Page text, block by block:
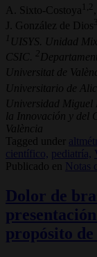
A. Sixto-Costoya 1,2
J. González de Dios
1 UISYS. Unidad
CSIC.
2
Universitat de
Universitario de
Universidad Miguel
la Innovación y del
València
Tagged under
científico, pediatría,
Publicado en
Notas
Dolor de
propósito de